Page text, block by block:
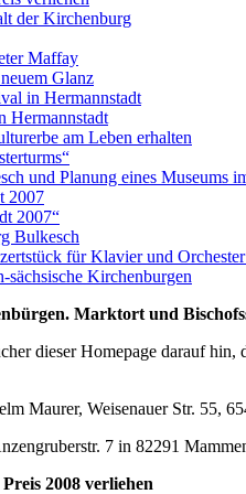
der Kirchenburg
Maffay
Glanz
in Hermannstadt
Hermannstadt
am Leben erhalten
und Planung eines Museums
2007
2007“
Bulkesch
für Klavier und
sächsische Kirchenburgen
Marktort und
dieser Homepage darauf
Maurer, Weisenauer Str. 55,
7 in 82291
2008 verliehen